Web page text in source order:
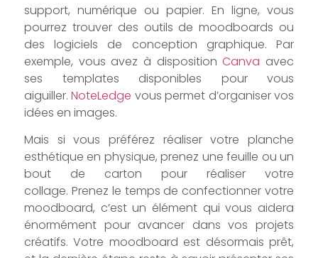
support, numérique ou papier. En ligne, vous
pourrez trouver des outils de moodboards ou
des logiciels de conception graphique. Par
exemple, vous avez à dispositionCanva avec
ses templates disponibles pour vous
aiguiller.NoteLedge vous permet d’organiser vos
idées en images.
Mais si vous préférez réaliser votre planche
esthétique en physique, prenez une feuille ou un
bout de carton pour réaliser votre
collage. Prenez le temps de confectionner votre
moodboard, c’est un élément qui vous aidera
énormément pour avancer dans vos projets
créatifs. Votre moodboard est désormais prêt,